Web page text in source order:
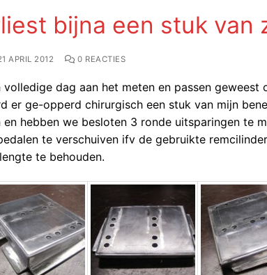
bijna een stuk van
APRIL 2012 0 REACTIES
volledige dag aan het meten en passen
er ge-opperd chirurgisch een stuk van mijn
en hebben we besloten 3 ronde uitsparingen te
te verschuiven ifv de gebruikte
te behouden.